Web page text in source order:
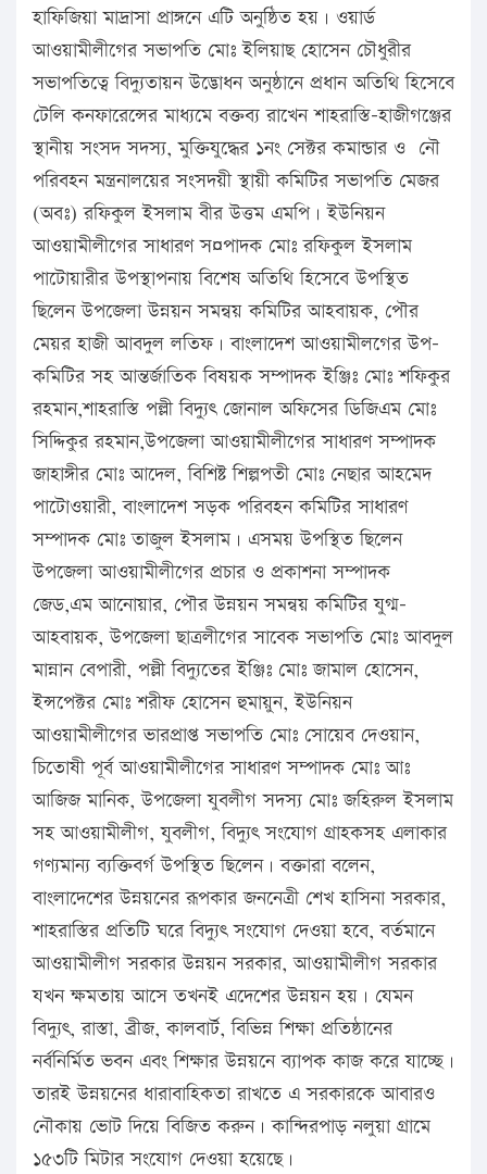
হাফিজিয়া মাদ্রাসা প্রাঙ্গনে এটি অনুষ্ঠিত হয়। ওয়ার্ড
আওয়ামীলীগের সভাপতি মোঃ ইলিয়াছ হোসেন চৌধুরীর
সভাপতিত্বে বিদ্যুতায়ন উদ্ভোধন অনুষ্ঠানে প্রধান অতিথি হিসেবে
টেলি কনফারেন্সের মাধ্যমে বক্তব্য রাখেন শাহরাস্তি-হাজীগঞ্জের
স্থানীয় সংসদ সদস্য, মুক্তিযুদ্ধের ১নং সেক্টর কমান্ডার ও নৌ
পরিবহন মন্ত্রনালয়ের সংসদয়ী স্থায়ী কমিটির সভাপতি মেজর
(অবঃ) রফিকুল ইসলাম বীর উত্তম এমপি। ইউনিয়ন
আওয়ামীলীগের সাধারণ স¤পাদক মোঃ রফিকুল ইসলাম
পাটোয়ারীর উপস্থাপনায় বিশেষ অতিথি হিসেবে উপস্থিত
ছিলেন উপজেলা উন্নয়ন সমন্বয় কমিটির আহবায়ক, পৌর
মেয়র হাজী আবদুল লতিফ। বাংলাদেশ আওয়ামীলগের উপ-
কমিটির সহ আন্তর্জাতিক বিষয়ক সম্পাদক ইঞ্জিঃ মোঃ শফিকুর
রহমান,শাহরাস্তি পল্লী বিদ্যুৎ জোনাল অফিসের ডিজিএম মোঃ
সিদ্দিকুর রহমান,উপজেলা আওয়ামীলীগের সাধারণ সম্পাদক
জাহাঙ্গীর মোঃ আদেল, বিশিষ্ট শিল্পপতী মোঃ নেছার আহমেদ
পাটোওয়ারী, বাংলাদেশ সড়ক পরিবহন কমিটির সাধারণ
সম্পাদক মোঃ তাজুল ইসলাম। এসময় উপস্থিত ছিলেন
উপজেলা আওয়ামীলীগের প্রচার ও প্রকাশনা সম্পাদক
জেড,এম আনোয়ার, পৌর উন্নয়ন সমন্বয় কমিটির যুগ্ম-
আহবায়ক, উপজেলা ছাত্রলীগের সাবেক সভাপতি মোঃ আবদুল
মান্নান বেপারী, পল্লী বিদ্যুতের ইঞ্জিঃ মোঃ জামাল হোসেন,
ইন্সপেক্টর মোঃ শরীফ হোসেন হুমায়ুন, ইউনিয়ন
আওয়ামীলীগের ভারপ্রাপ্ত সভাপতি মোঃ সোয়েব দেওয়ান,
চিতোষী পূর্ব আওয়ামীলীগের সাধারণ সম্পাদক মোঃ আঃ
আজিজ মানিক, উপজেলা যুবলীগ সদস্য মোঃ জহিরুল ইসলাম
সহ আওয়ামীলীগ, যুবলীগ, বিদ্যুৎ সংযোগ গ্রাহকসহ এলাকার
গণ্যমান্য ব্যক্তিবর্গ উপস্থিত ছিলেন। বক্তারা বলেন,
বাংলাদেশের উন্নয়নের রূপকার জননেত্রী শেখ হাসিনা সরকার,
শাহরাস্তির প্রতিটি ঘরে বিদ্যুৎ সংযোগ দেওয়া হবে, বর্তমানে
আওয়ামীলীগ সরকার উন্নয়ন সরকার, আওয়ামীলীগ সরকার
যখন ক্ষমতায় আসে তখনই এদেশের উন্নয়ন হয়। যেমন
বিদ্যুৎ, রাস্তা, ব্রীজ, কালবার্ট, বিভিন্ন শিক্ষা প্রতিষ্ঠানের
নর্বনির্মিত ভবন এবং শিক্ষার উন্নয়নে ব্যাপক কাজ করে যাচ্ছে।
তারই উন্নয়নের ধারাবাহিকতা রাখতে এ সরকারকে আবারও
নৌকায় ভোট দিয়ে বিজিত করুন। কান্দিরপাড় নলুয়া গ্রামে
১৫৩টি মিটার সংযোগ দেওয়া হয়েছে।